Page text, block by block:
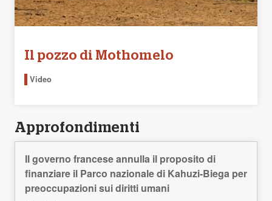
Il pozzo di Mothomelo
Video
Approfondimenti
Il governo francese annulla il proposito di
finanziare il Parco nazionale di Kahuzi-Biega per
preoccupazioni sui diritti umani